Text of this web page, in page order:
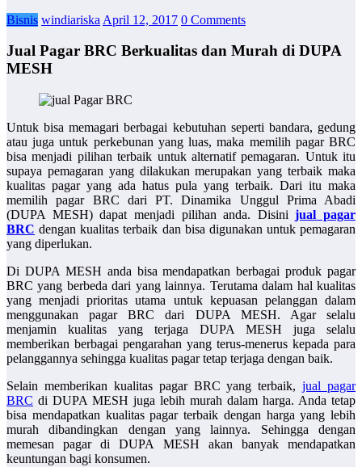
Bisnis windiariska April 12, 2017 0 Comments
Jual Pagar BRC Berkualitas dan Murah di DUPA
MESH
Untuk bisa memagari berbagai kebutuhan seperti bandara, gedung
atau juga untuk perkebunan yang luas, maka memilih pagar BRC
bisa menjadi pilihan terbaik untuk alternatif pemagaran. Untuk itu
supaya pemagaran yang dilakukan merupakan yang terbaik maka
kualitas pagar yang ada hatus pula yang terbaik. Dari itu maka
memilih pagar BRC dari PT. Dinamika Unggul Prima Abadi
(DUPA MESH) dapat menjadi pilihan anda. Disinijual pagar
BRC dengan kualitas terbaik dan bisa digunakan untuk pemagaran
yang diperlukan.
Di DUPA MESH anda bisa mendapatkan berbagai produk pagar
BRC yang berbeda dari yang lainnya. Terutama dalam hal kualitas
yang menjadi prioritas utama untuk kepuasan pelanggan dalam
menggunakan pagar BRC dari DUPA MESH. Agar selalu
menjamin kualitas yang terjaga DUPA MESH juga selalu
memberikan berbagai pengarahan yang terus-menerus kepada para
pelanggannya sehingga kualitas pagar tetap terjaga dengan baik.
Selain memberikan kualitas pagar BRC yang terbaik,jual pagar
BRC di DUPA MESH juga lebih murah dalam harga. Anda tetap
bisa mendapatkan kualitas pagar terbaik dengan harga yang lebih
murah dibandingkan dengan yang lainnya. Sehingga dengan
memesan pagar di DUPA MESH akan banyak mendapatkan
keuntungan bagi konsumen.